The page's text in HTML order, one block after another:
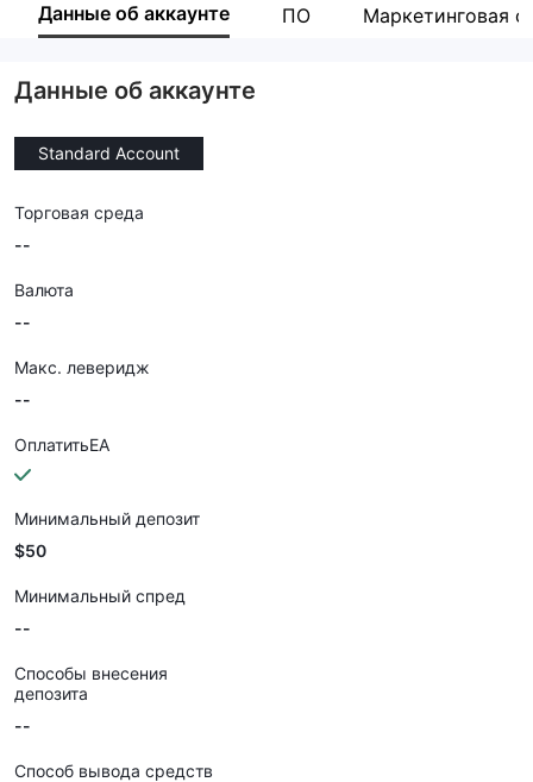
Сотрудник компании
Данные об аккаунте ПО Маркетинговая
Данные об аккаунте
Standard Account
Торговая среда
--
Валюта
--
Макс. леверидж
--
ОплатитьEA
Минимальный депозит
$50
Минимальный спред
--
Способы внесения
депозита
--
Способ вывода средств